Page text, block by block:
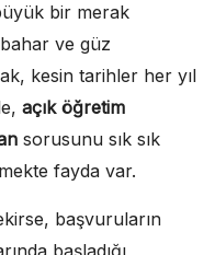
bir merak
ve güz
kesin tarihler her yıl
açık öğretim
sorusunu sık sık
fayda var.
başvuruların
başladığı